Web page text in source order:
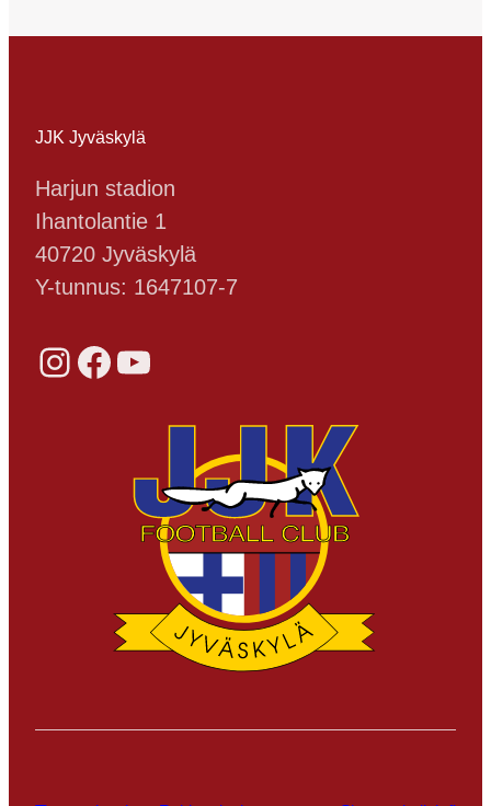
JJK Jyväskylä
Harjun stadion
Ihantolantie 1
40720 Jyväskylä
Y-tunnus: 1647107-7
Instagram Facebook YouTube